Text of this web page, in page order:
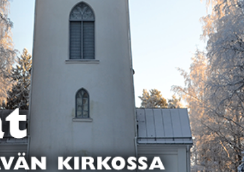
Lipunmyynti
Tutustu Toimintaamme